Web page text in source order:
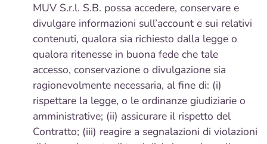
MUV S.r.l. S.B. possa accedere, conservare e
divulgare informazioni sull’account e sui relativi
contenuti, qualora sia richiesto dalla legge o
qualora ritenesse in buona fede che tale
accesso, conservazione o divulgazione sia
ragionevolmente necessaria, al fine di: (i)
rispettare la legge, o le ordinanze giudiziarie o
amministrative; (ii) assicurare il rispetto del
Contratto; (iii) reagire a segnalazioni di violazioni